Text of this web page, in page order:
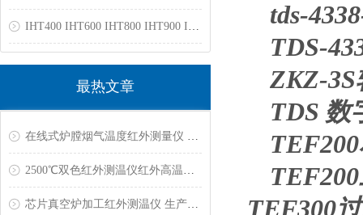
IHT400 IHT600 IHT800 IHT900 IHT1100 IHT1400红外测温仪
最热文章
在线式炉膛烟气温度红外测量仪 RAYBS211YC
2500℃双色红外测温仪红外高温计 石墨烯,冶金,真空炉,工业炉专用
芯片真空炉加工红外测温仪 生产工艺
tds-
TDS-
ZKZ-
TDS 数
TEF300